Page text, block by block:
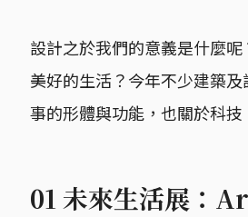
設計之於我們的意義是什麼
美好的生活？今年不少建築
事的形體與功能，也關於科
01 未來生活展：